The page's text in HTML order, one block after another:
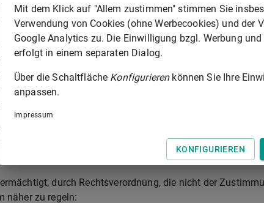
durch die Gebührenbefreiung entstehenden
nach § 20 Absatz 1 und § 21 mitgeteilten
zur Deckung des Verwaltungsaufwands Gebühren
Bestätigungen und Beglaubigungen nach § 18 Absatz 4
haben keine Gebühren und Auslagen nach den Sätzen
ist nicht anzuwenden.
wirtschaftlich Berechtigten im Zusammenhang mit einem
zur Deckung des Verwaltungsaufwands Gebühren und
durch Rechtsverordnung, die nicht der
näher zu regeln:
Mit dem Klick auf "Allem zustimmen" stimmen Sie
Verwendung von Cookies (ohne Werbecookies) und der
Google Analytics zu. Die Einwilligung bzgl. Werbung und
erfolgt in einem separaten Dialog.
Über die Schaltfläche Konfigurierenkönnen Sie Ihre
anpassen.
Impressum
KONFIGURIEREN